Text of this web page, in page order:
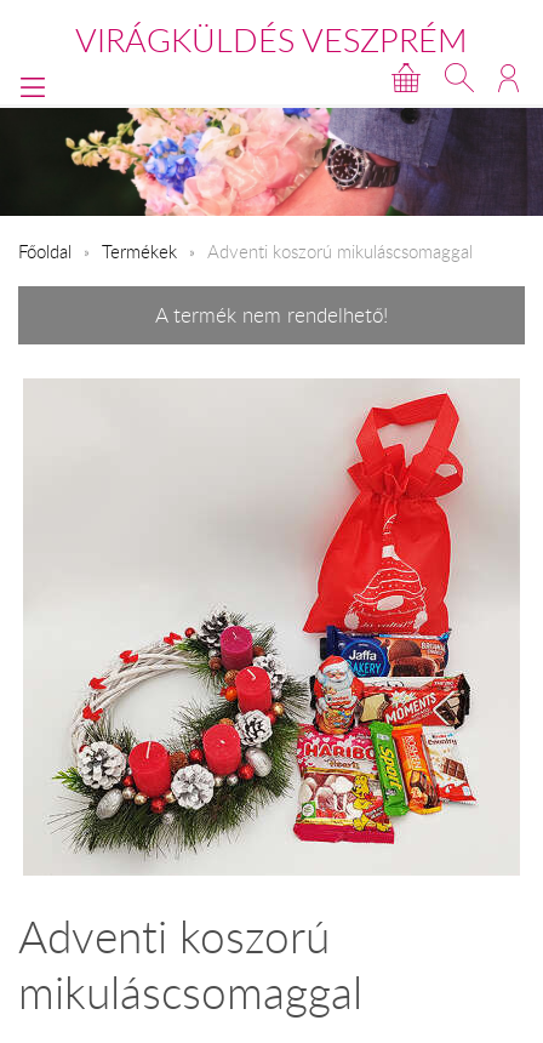
VIRÁGKÜLDÉS VESZPRÉM
Főoldal Termékek Adventi koszorú mikuláscsomaggal
A termék nem rendelhető!
Adventi koszorú
mikuláscsomaggal